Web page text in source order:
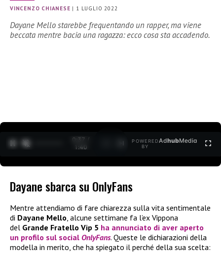
VINCENZO CHIANESE | 1 LUGLIO 2022
Dayane Mello starebbe frequentando un rapper, ma viene
beccata mentre bacia una ragazza: ecco cosa sta accadendo.
0:37 /
1:40
POWERED
BY
AdhubMedia
Dayane sbarca su OnlyFans
Mentre attendiamo di fare chiarezza sulla vita sentimentale
di Dayane Mello, alcune settimane fa l’ex Vippona
del Grande Fratello Vip 5 ha annunciato di aver aperto
un profilo sul social OnlyFans. Queste le dichiarazioni della
modella in merito, che ha spiegato il perché della sua scelta: